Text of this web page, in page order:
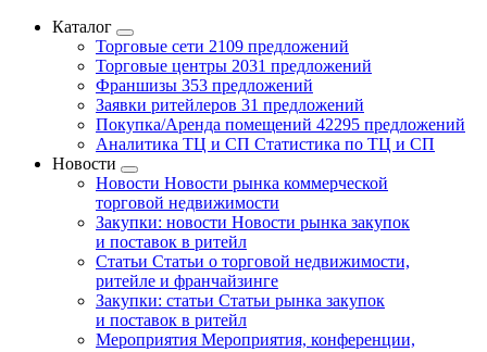
Каталог
Торговые сети 2109 предложений
Торговые центры 2031 предложений
Франшизы 353 предложений
Заявки ритейлеров 31 предложений
Покупка/Аренда помещений 42295 предложений
Аналитика ТЦ и СП Статистика по ТЦ и СП
Новости
Новости Новости рынка коммерческой
торговой недвижимости
Закупки: новости Новости рынка закупок
и поставок в ритейл
Статьи Статьи о торговой недвижимости,
ритейле и франчайзинге
Закупки: статьи Статьи рынка закупок
и поставок в ритейл
Мероприятия Мероприятия, конференции,